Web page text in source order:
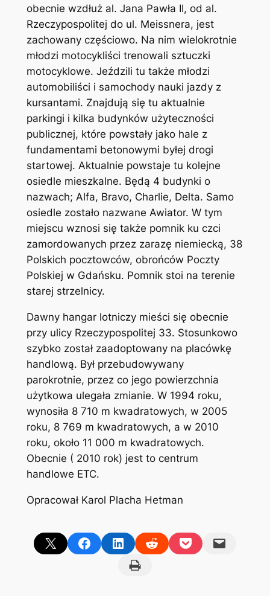
obecnie wzdłuż al. Jana Pawła II, od al.
Rzeczypospolitej do ul. Meissnera, jest
zachowany częściowo. Na nim wielokrotnie
młodzi motocykliści trenowali sztuczki
motocyklowe. Jeździli tu także młodzi
automobiliści i samochody nauki jazdy z
kursantami. Znajdują się tu aktualnie
parkingi i kilka budynków użyteczności
publicznej, które powstały jako hale z
fundamentami betonowymi byłej drogi
startowej. Aktualnie powstaje tu kolejne
osiedle mieszkalne. Będą 4 budynki o
nazwach; Alfa, Bravo, Charlie, Delta. Samo
osiedle zostało nazwane Awiator. W tym
miejscu wznosi się także pomnik ku czci
zamordowanych przez zarazę niemiecką, 38
Polskich pocztowców, obrońców Poczty
Polskiej w Gdańsku. Pomnik stoi na terenie
starej strzelnicy.
Dawny hangar lotniczy mieści się obecnie
przy ulicy Rzeczypospolitej 33. Stosunkowo
szybko został zaadoptowany na placówkę
handlową. Był przebudowywany
parokrotnie, przez co jego powierzchnia
użytkowa ulegała zmianie. W 1994 roku,
wynosiła 8 710 m kwadratowych, w 2005
roku, 8 769 m kwadratowych, a w 2010
roku, około 11 000 m kwadratowych.
Obecnie ( 2010 rok) jest to centrum
handlowe ETC.
Opracował Karol Placha Hetman
Share on X Share on FacebookShare on LinkedInShare on RedditShare on PocketEmail this Page
Print this Page